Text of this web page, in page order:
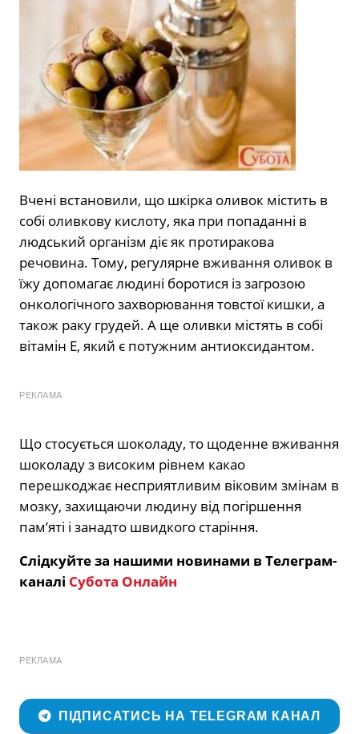
Вчені встановили, що шкірка оливок містить в
собі оливкову кислоту, яка при попаданні в
людський організм діє як протиракова
речовина. Тому, регулярне вживання оливок в
їжу допомагає людині боротися із загрозою
онкологічного захворювання товстої кишки, а
також раку грудей. А ще оливки містять в собі
вітамін Е, який є потужним антиоксидантом.
РЕКЛАМА
Що стосується шоколаду, то щоденне вживання
шоколаду з високим рівнем какао
перешкоджає несприятливим віковим змінам в
мозку, захищаючи людину від погіршення
пам’яті і занадто швидкого старіння.
Слідкуйте за нашими новинами в Телеграм-
каналі Субота Онлайн
РЕКЛАМА
ПІДПИСАТИСЬ НА TELEGRAM КАНАЛ